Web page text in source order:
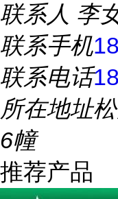
联系人 李
联系手机
联系电话
所在地址
6幢
推荐产品